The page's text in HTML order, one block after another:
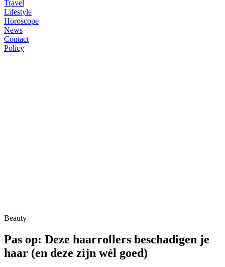
Travel
Lifestyle
Horoscope
News
Contact
Policy
Beauty
Pas op: Deze haarrollers beschadigen je
haar (en deze zijn wél goed)